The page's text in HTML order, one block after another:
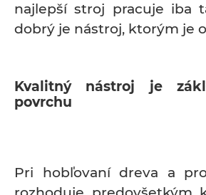
najlepší stroj pracuje iba
dobrý je nástroj, ktorým je
Kvalitný nástroj je
povrchu
Pri hobľovaní dreva a